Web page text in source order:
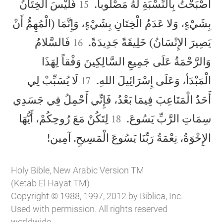
أَصْبَحْتُ بِالنِّسْبَةِ لَهُ مَصْلُوباً. 

15 فَلَيْسَ الْخِتَانُ
بِشَيْءٍ، وَلا عَدَمُ الْخِتَانِ بِشَيْءٍ، وَإِنَّمَا (الْمُهِمُّ أَنْ
يَصِيرَ الإِنْسَانُ) خَلِيقَةً جَدِيدَةً. 

16 فَالسَّلامُ
وَالرَّحْمَةُ عَلَى جَمِيعِ السَّالِكِينَ وَفْقاً لِهَذَا
الْمَبْدَأ، وَعَلَى إِسْرَائِيلَ اللهِ. 

17 لَا يُسَبِّبْ لِي
أَحَدٌ الْمَتَاعِبَ فِيمَا بَعْدُ، فَإِنِّي أَحْمِلُ فِي جَسَدِي
سِمَاتِ الرَّبِّ يَسُوعَ. 

18 لِتَكُنْ مَعَ رُوحِكُمْ، أَيُّهَا
الإِخْوَةُ، نِعْمَةُ رَبِّنَا يَسُوعَ الْمَسِيحِ. آمِين!
Holy Bible, New Arabic Version TM
(Ketab El Hayat TM)
Copyright © 1988, 1997, 2012 by Biblica, Inc.
Used with permission. All rights reserved